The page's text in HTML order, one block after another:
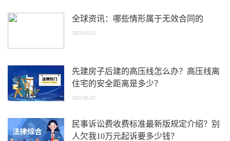
全球资讯：哪些情形属于无效合同的
2023-05-22
先建房子后建的高压线怎么办？高压线离
住宅的安全距离是多少？
2023-05-22
民事诉讼费收费标准最新版规定介绍？别
人欠我10万元起诉要多少钱？